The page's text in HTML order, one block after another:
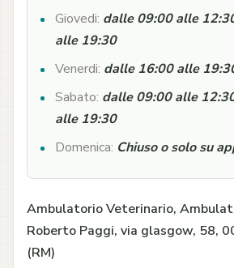
Giovedi: dalle 09:00 alle
alle 19:30
Venerdi: dalle 16:00 alle
Sabato: dalle 09:00 alle
alle 19:30
Domenica: Chiuso o solo su
Ambulatorio Veterinario,
Roberto Paggi, via glasgow, 58,
(RM)